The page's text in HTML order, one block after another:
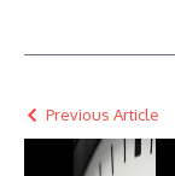
Previous Article